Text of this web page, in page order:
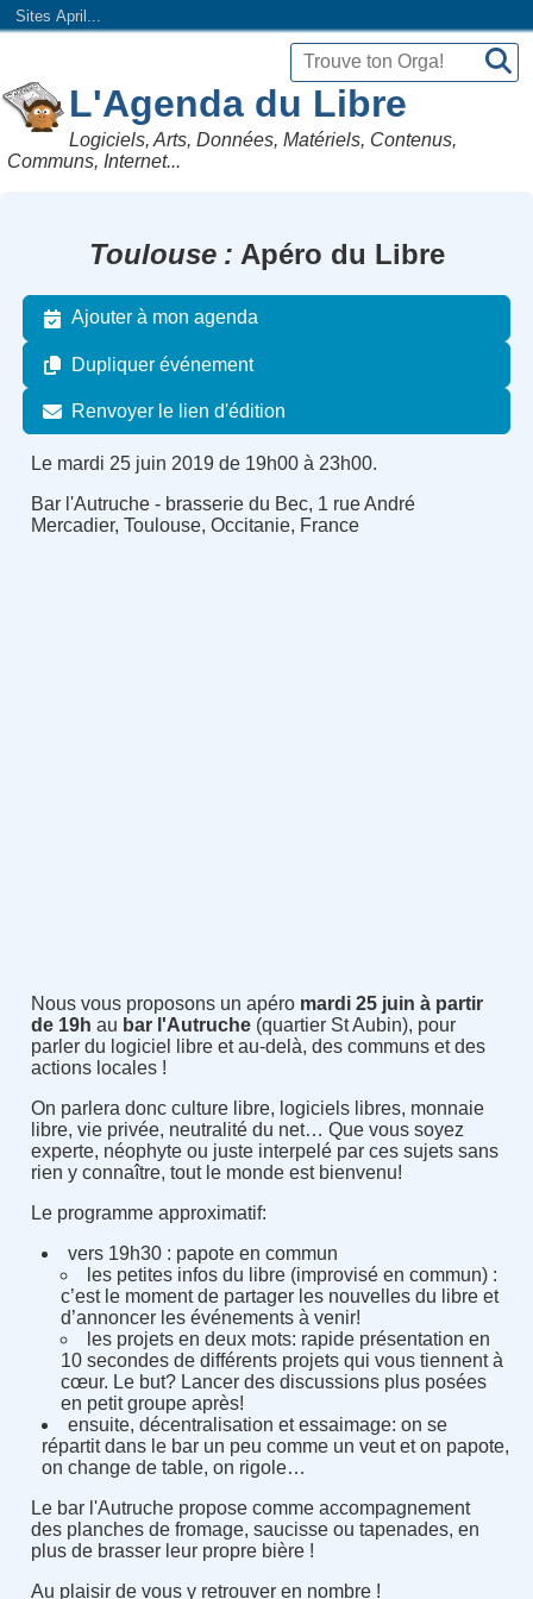
Sites April...
L'Agenda du Libre
Logiciels, Arts, Données, Matériels, Contenus,
Communs, Internet...
Toulouse Apéro du Libre
Ajouter à mon agenda
Dupliquer événement
Renvoyer le lien d'édition
Le mardi 25 juin 2019 de 19h00 à 23h00.
Bar l'Autruche - brasserie du Bec, 1 rue André
Mercadier, Toulouse, Occitanie, France
Nous vous proposons un apéro mardi 25 juin à partir
de 19h au bar l'Autruche(quartier St Aubin), pour
parler du logiciel libre et au-delà, des communs et des
actions locales !
On parlera donc culture libre, logiciels libres, monnaie
libre, vie privée, neutralité du net… Que vous soyez
experte, néophyte ou juste interpelé par ces sujets sans
rien y connaître, tout le monde est bienvenu!
Le programme approximatif:
vers 19h30 : papote en commun
les petites infos du libre (improvisé en commun) :
c’est le moment de partager les nouvelles du libre et
d’annoncer les événements à venir!
les projets en deux mots: rapide présentation en
10 secondes de différents projets qui vous tiennent à
cœur. Le but? Lancer des discussions plus posées
en petit groupe après!
ensuite, décentralisation et essaimage: on se
répartit dans le bar un peu comme un veut et on papote,
on change de table, on rigole…
Le bar l'Autruche propose comme accompagnement
des planches de fromage, saucisse ou tapenades, en
plus de brasser leur propre bière !
Au plaisir de vous y retrouver en nombre !